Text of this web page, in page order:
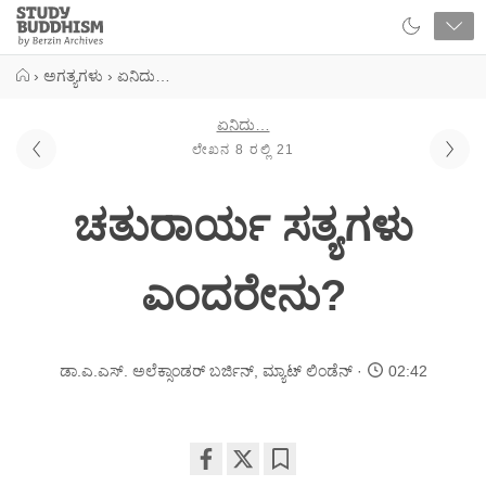
Close
Study
Buddhism
› ಅಗತ್ಯಗಳು › ಏನಿದು…
ಏನಿದು…
ಲೇಖನ 8 ರಲ್ಲಿ 21
ಚತುರಾರ್ಯ ಸತ್ಯಗಳು
ಎಂದರೇನು?
ಡಾ.ಎ.ಎಸ್. ಅಲೆಕ್ಸಾಂಡರ್ ಬರ್ಜಿನ್, ಮ್ಯಾಟ್ ಲಿಂಡೆನ್ 02:42